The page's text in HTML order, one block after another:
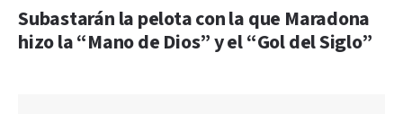
Subastarán la pelota con la que Maradona
hizo la “Mano de Dios” y el “Gol del Siglo”